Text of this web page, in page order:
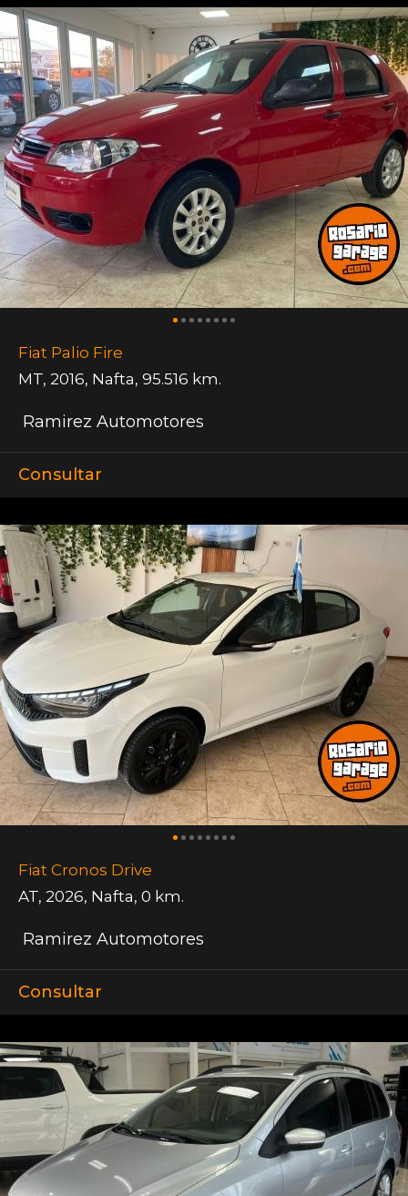
Fiat Palio Fire
MT, 2016, Nafta, 95.516 km.
Ramirez Automotores
Consultar
Fiat Cronos Drive
AT, 2026, Nafta, 0 km.
Ramirez Automotores
Consultar